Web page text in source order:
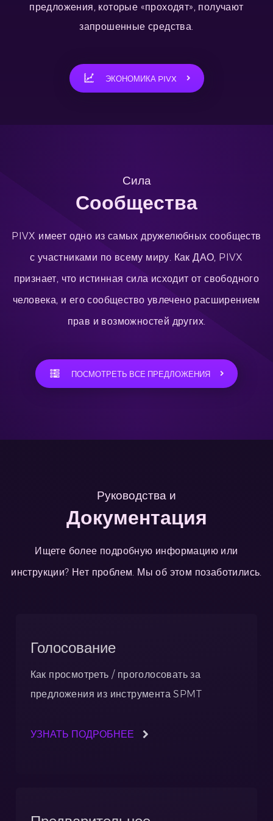
предложения, которые «проходят», получают
запрошенные средства.
ЭКОНОМИКА PIVX
Сила
Сообщества
PIVX имеет одно из самых дружелюбных сообществ
с участниками по всему миру. Как ДАО, PIVX
признает, что истинная сила исходит от свободного
человека, и его сообщество увлечено расширением
прав и возможностей других.
ПОСМОТРЕТЬ ВСЕ ПРЕДЛОЖЕНИЯ
Руководства и
Документация
Ищете более подробную информацию или
инструкции? Нет проблем. Мы об этом позаботились.
Голосование
Как просмотреть / проголосовать за
предложения из инструмента SPMT
УЗНАТЬ ПОДРОБНЕЕ